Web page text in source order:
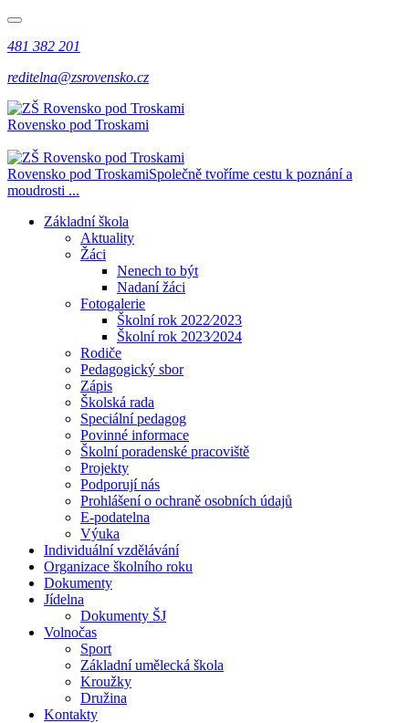
481 382 201
reditelna@zsrovensko.cz
Rovensko pod Troskami
Rovensko pod TroskamiSpolečně tvoříme cestu k poznání a
moudrosti ...
Základní škola
Aktuality
Žáci
Nenech to být
Nadaní žáci
Fotogalerie
Školní rok 2022⁄2023
Školní rok 2023⁄2024
Rodiče
Pedagogický sbor
Zápis
Školská rada
Speciální pedagog
Povinné informace
Školní poradenské pracoviště
Projekty
Podporují nás
Prohlášení o ochraně osobních údajů
E-podatelna
Výuka
Individuální vzdělávání
Organizace školního roku
Dokumenty
Jídelna
Dokumenty ŠJ
Volnočas
Sport
Základní umělecká škola
Kroužky
Družina
Kontakty